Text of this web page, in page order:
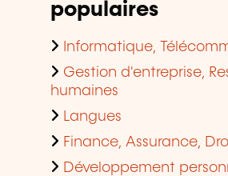
populaires
Informatique,
Gestion d'entreprise,
humaines
Langues
Finance, Assurance,
Développement